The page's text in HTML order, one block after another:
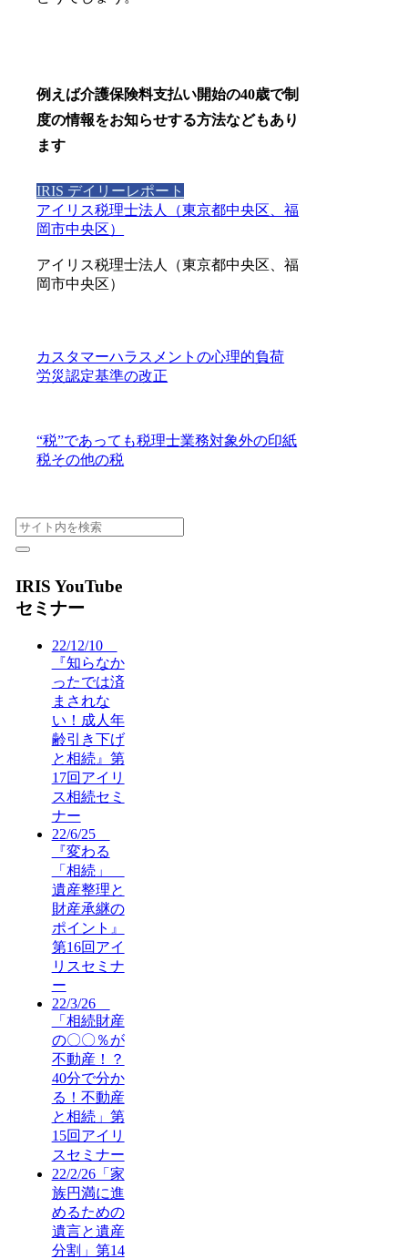
例えば介護保険料支払い開始の40歳で制
度の情報をお知らせする方法などもあり
ます
IRIS デイリーレポート
アイリス税理士法人（東京都中央区、福
岡市中央区）
アイリス税理士法人（東京都中央区、福
岡市中央区）
カスタマーハラスメントの心理的負荷
労災認定基準の改正
“税”であっても税理士業務対象外の印紙
税その他の税
IRIS YouTube
セミナー
22/12/10
『知らなか
ったでは済
まされな
い！成人年
齢引き下げ
と相続』第
17回アイリ
ス相続セミ
ナー
22/6/25
『変わる
「相続」
遺産整理と
財産承継の
ポイント』
第16回アイ
リスセミナ
ー
22/3/26
「相続財産
の〇〇％が
不動産！？
40分で分か
る！不動産
と相続」第
15回アイリ
スセミナー
22/2/26「家
族円満に進
めるための
遺言と遺産
分割」第14